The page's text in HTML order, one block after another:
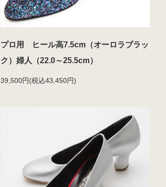
プロ用 ヒール高7.5cm（オーロラブラッ
ク）婦人（22.0～25.5cm）
39,500円(税込43,450円)